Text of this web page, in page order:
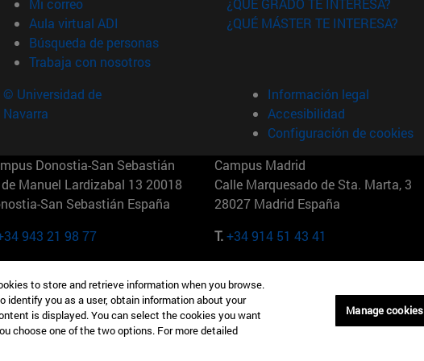
Mi correo
Aula virtual ADI (abre en nueva ventana)
Búsqueda de personas(abre en nueva ventana)
Trabaja con nosotros(abre en nueva ventana)
¿QUÉ GRADO TE INTERESA?
¿QUÉ MÁSTER TE INTERESA?
© Universidad de
Navarra
Información legal
Accesibilidad
Configuración de cookies
Donostia-San Sebastián
de Manuel Lardizabal 13 20018
San Sebastián España
943 21 98 77
Campus Madrid
Calle Marquesado de Sta. Marta, 3
28027 Madrid España
T.+34 914 51 43 41
W 57th St 10019-2201 Nueva York
646 346 8850
Maria-Theresia-Straße 15 81675
Múnich Alemania
T.+49 89 24209790
to store and retrieve information when you browse.
you as a user, obtain information about your
is displayed. You can select the cookies you want
choose one of the two options. For more detailed
Manage cookies